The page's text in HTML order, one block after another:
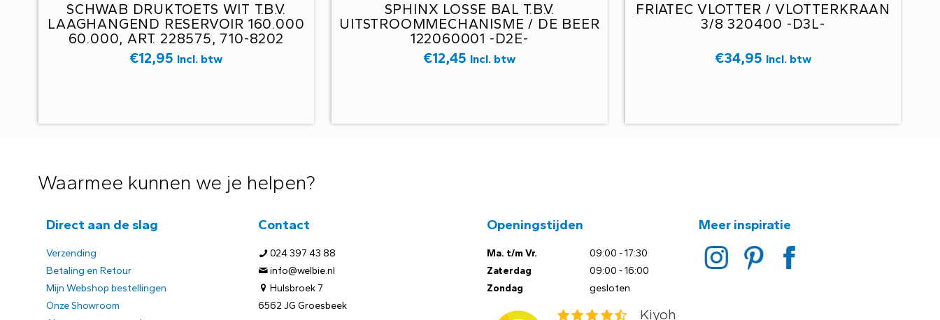
SCHWAB DRUKTOETS WIT T.B.V.
LAAGHANGEND RESERVOIR 160.000
60.000, ART. 228575, 710-8202
€12,95 Incl. btw
SPHINX LOSSE BAL T.B.V.
UITSTROOMMECHANISME / DE BEER
122060001 -D2E-
€12,45 Incl. btw
FRIATEC VLOTTER / VLOTTERKRAAN
3/8 320400 -D3L-
€34,95 Incl. btw
Waarmee kunnen we je helpen?
Direct aan de slag
Verzending
Betaling en Retour
Mijn Webshop bestellingen
Onze Showroom
Contact
024 397 43 88
info@welbie.nl
Hulsbroek 7
6562 JG Groesbeek
Openingstijden
Ma. t/m Vr.
Zaterdag
Zondag
09:00 - 17:30
09:00 - 16:00
gesloten
Meer inspiratie